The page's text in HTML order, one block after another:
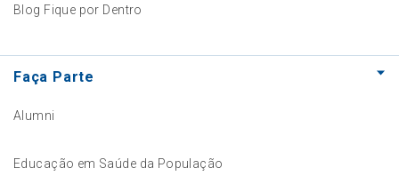
Blog Fique por Dentro
Faça Parte
Alumni
Educação em Saúde da População